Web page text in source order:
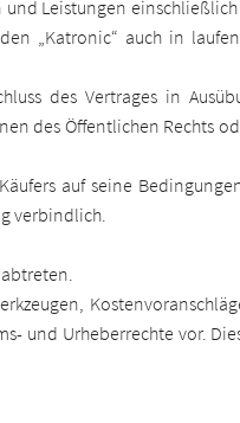
Leistungen
„Katronic“ auch in
des Vertrages in
des Öffentlichen Rechts
auf seine
verbindlich.
und Urheberrechte vor.